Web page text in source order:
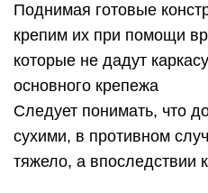
Поднимая готовые
крепим их при помощи
которые не дадут
основного крепежа
Следует понимать, что
сухими, в противном
тяжело, а впоследствии